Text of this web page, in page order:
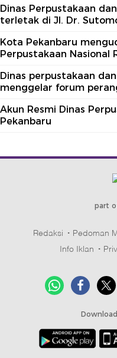
Dinas Perpustakaan
terletak di Jl. Dr.
Kota Pekanbaru
Perpustakaan Nasional
Dinas perpustakaan
menggelar forum
Akun Resmi Dinas
Pekanbaru
part
Redaksi Pedoman
Info Iklan